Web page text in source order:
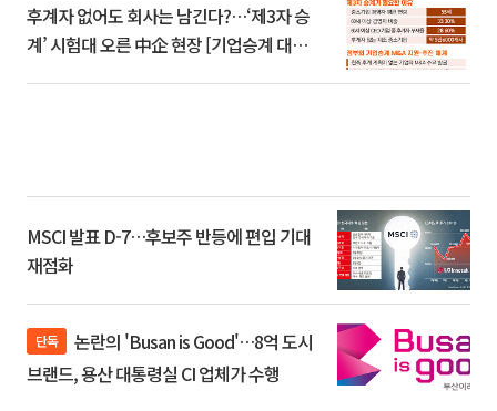
후계자 없어도 회사는 남긴다?…‘제3자 승
계’ 시험대 오른 中企 현장 [기업승계 대전
MSCI 발표 D-7…후보주 반등에 편입 기대
재점화
단독
브랜드, 용산 대통령실 CI 업체가 수행